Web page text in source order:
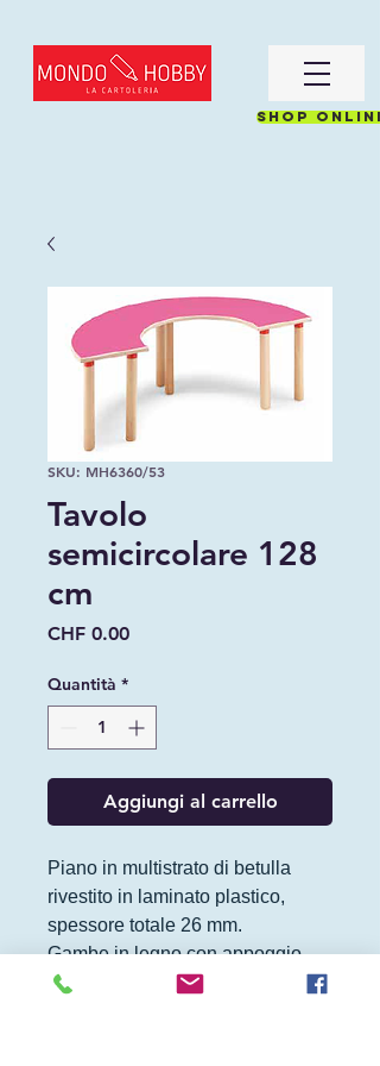
Shop online
SKU: MH6360/53
Tavolo
semicircolare 128
cm
CHF 0.00Prezzo
Quantità *
Aggiungi al carrello
Piano in multistrato di betulla
rivestito in laminato plastico,
spessore totale 26 mm.
Gambe in legno con appoggio
anti-rumore.